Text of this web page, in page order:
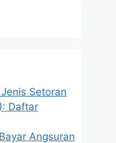
Setoran
Daftar
Angsuran